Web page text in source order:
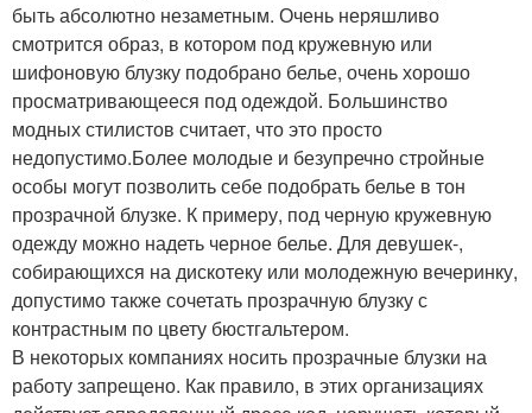
быть абсолютно незаметным. Очень неряшливо
смотрится образ, в котором под кружевную или
шифоновую блузку подобрано белье, очень хорошо
просматривающееся под одеждой. Большинство
модных стилистов считает, что это просто
недопустимо.Более молодые и безупречно стройные
особы могут позволить себе подобрать белье в тон
прозрачной блузке. К примеру, под черную кружевную
одежду можно надеть черное белье. Для девушек-,
собирающихся на дискотеку или молодежную вечеринку,
допустимо также сочетать прозрачную блузку с
контрастным по цвету бюстгальтером.
В некоторых компаниях носить прозрачные блузки на
работу запрещено. Как правило, в этих организациях